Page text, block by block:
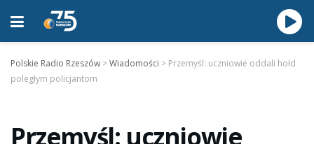
Polskie Radio Rzeszów >Wiadomości > Przemyśl: uczniowie oddali hołd
poległym policjantom
Przemyśl: uczniowie